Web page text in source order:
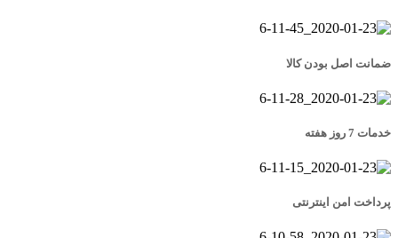
ضمانت اصل بودن کالا
خدمات 7 روز هفته
پرداخت امن اینترنتی